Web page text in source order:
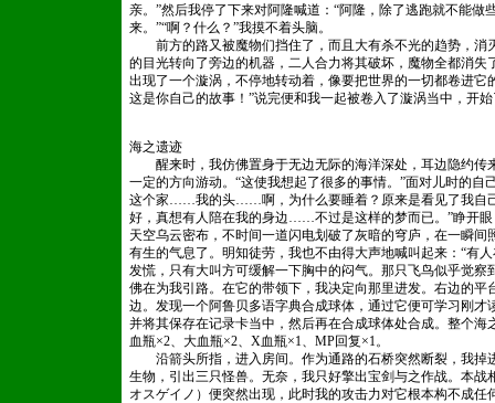
亲。”然后我停了下来对阿隆喊道：“阿隆，除了逃跑就不能做
来。”“啊？什么？”我摸不着头脑。
前方的路又被魔物们挡住了，而且大有杀不光的趋势，消
的目光转向了旁边的机器，二人合力将其破坏，魔物全都消
出现了一个漩涡，不停地转动着，像要把世界的一切都卷进它
这是你自己的故事！”说完便和我一起被卷入了漩涡当中，开
海之遗迹
醒来时，我仿佛置身于无边无际的海洋深处，耳边隐约传
一定的方向游动。“这使我想起了很多的事情。”面对儿时的
这个家……我的头……啊，为什么要睡着？原来是看见了我自
好，真想有人陪在我的身边……不过是这样的梦而已。”睁开
天空乌云密布，不时间一道闪电划破了灰暗的穹庐，在一瞬
有生的气息了。明知徒劳，我也不由得大声地喊叫起来：“有
发慌，只有大叫方可缓解一下胸中的闷气。那只飞鸟似乎觉
佛在为我引路。在它的带领下，我决定向那里进发。右边的
边。发现一个阿鲁贝多语字典合成球体，通过它便可学习刚
并将其保存在记录卡当中，然后再在合成球体处合成。整个海
血瓶×2、大血瓶×2、X血瓶×1、MP回复×1。
沿箭头所指，进入房间。作为通路的石桥突然断裂，我掉
生物，引出三只怪兽。无奈，我只好擎出宝剑与之作战。本战
オスゲイノ）便突然出现，此时我的攻击力对它根本构不成